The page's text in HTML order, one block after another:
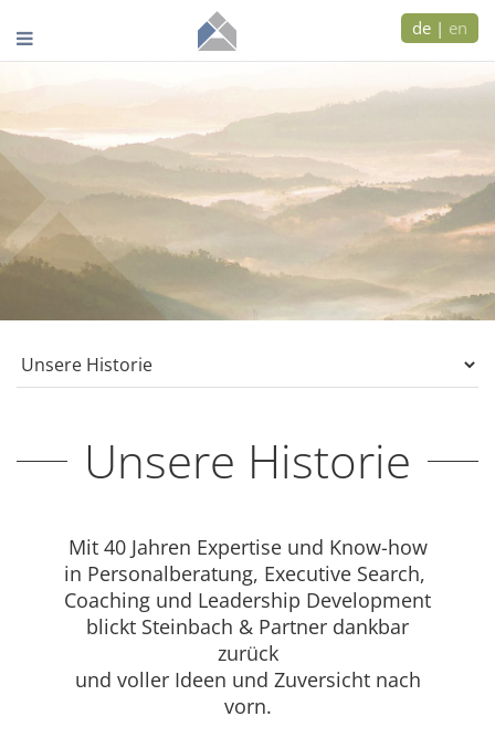
de | en
Unsere Historie
Mit 40 Jahren Expertise und Know-how
in Personalberatung, Executive Search,
Coaching und Leadership Development
blickt Steinbach & Partner dankbar
zurück
und voller Ideen und Zuversicht nach
vorn.